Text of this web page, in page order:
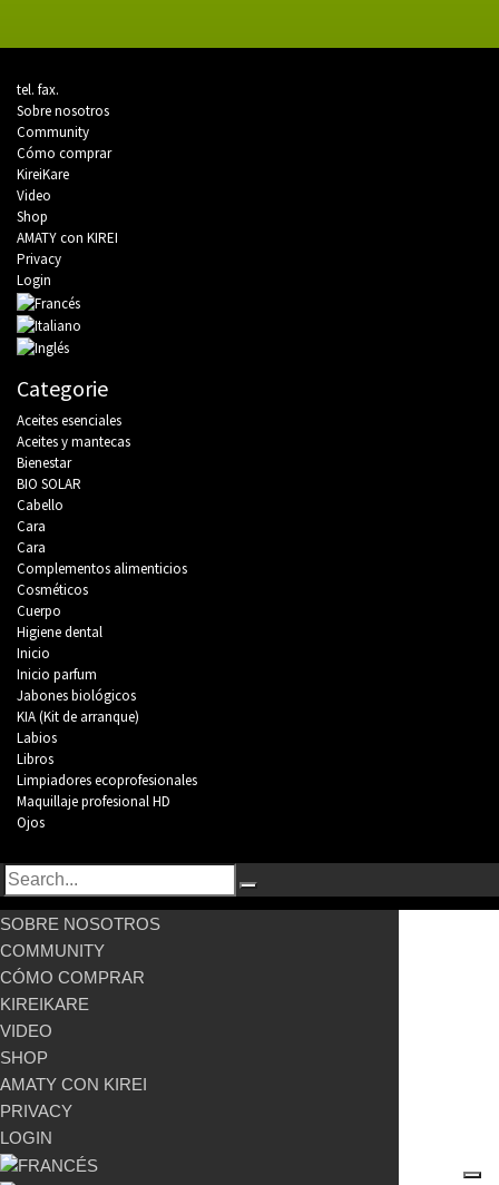
tel. fax.
Sobre nosotros
Community
Cómo comprar
KireiKare
Video
Shop
AMATY con KIREI
Privacy
Login
Categorie
Aceites esenciales
Aceites y mantecas
Bienestar
BIO SOLAR
Cabello
Cara
Cara
Complementos alimenticios
Cosméticos
Cuerpo
Higiene dental
Inicio
Inicio parfum
Jabones biológicos
KIA (Kit de arranque)
Labios
Libros
Limpiadores ecoprofesionales
Maquillaje profesional HD
Ojos
SOBRE NOSOTROS
COMMUNITY
CÓMO COMPRAR
KIREIKARE
VIDEO
SHOP
AMATY CON KIREI
PRIVACY
LOGIN